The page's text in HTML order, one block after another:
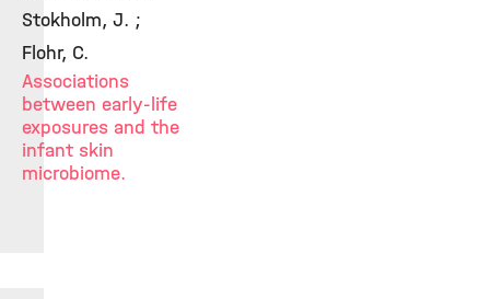
Stokholm, J. ;
Flohr, C.
Associations
between early-life
exposures and the
infant skin
microbiome.